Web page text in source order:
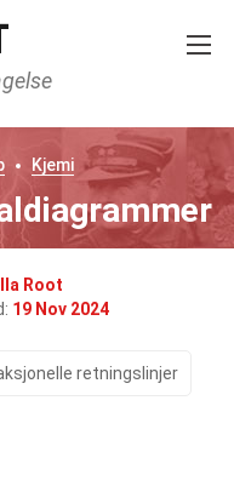
Kjemi
Root
19 Nov 2024
retningslinjer